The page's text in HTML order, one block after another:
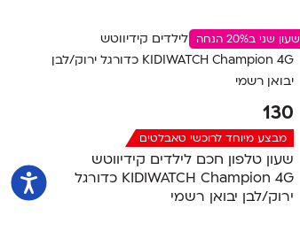
שעון שני ב20% הנחה
130
מבצע מיוחד לרוכשי טאבלטים
שעון טלפון חכם לילדים קידיווטש
KIDIWATCH Champion 4G כדורגל
ירוק/לבן יבואן רשמי